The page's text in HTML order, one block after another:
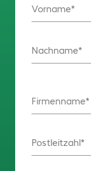
Vorname
Nachname
Firmenname
Postleitzahl